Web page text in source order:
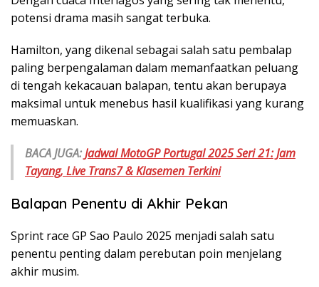
potensi drama masih sangat terbuka.
Hamilton, yang dikenal sebagai salah satu pembalap
paling berpengalaman dalam memanfaatkan peluang
di tengah kekacauan balapan, tentu akan berupaya
maksimal untuk menebus hasil kualifikasi yang kurang
memuaskan.
BACA JUGA:Jadwal MotoGP Portugal 2025 Seri 21: Jam
Tayang, Live Trans7 & Klasemen Terkini
Balapan Penentu di Akhir Pekan
Sprint race GP Sao Paulo 2025 menjadi salah satu
penentu penting dalam perebutan poin menjelang
akhir musim.